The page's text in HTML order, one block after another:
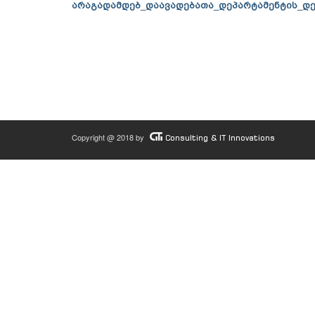
Copyright @ 2018 by Consulting & IT Innovations